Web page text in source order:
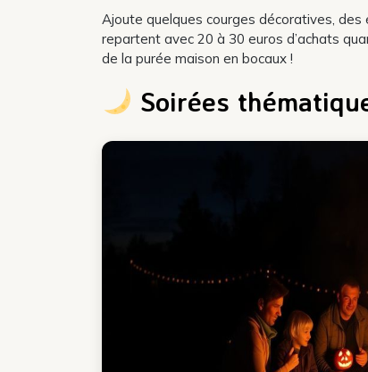
Ajoute quelques courges décoratives, des
repartent avec 20 à 30 euros d’achats
de la purée maison en bocaux !
Soirées